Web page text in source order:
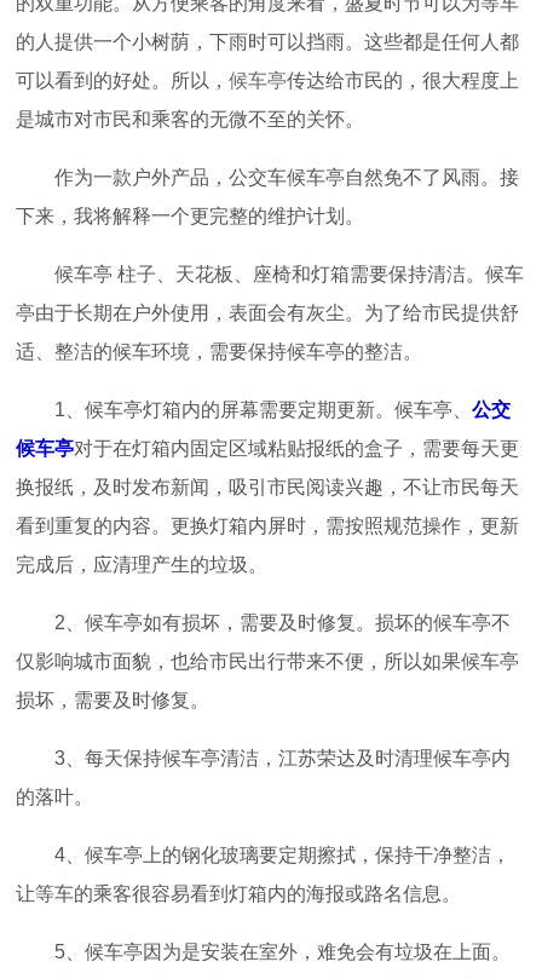
的人提供一个小树荫，下雨时可以挡雨。这些都是任何人都
可以看到的好处。所以，候车亭传达给市民的，很大程度上
是城市对市民和乘客的无微不至的关怀。
作为一款户外产品，公交车候车亭自然免不了风雨。接
下来，我将解释一个更完整的维护计划。
候车亭 柱子、天花板、座椅和灯箱需要保持清洁。候车
亭由于长期在户外使用，表面会有灰尘。为了给市民提供舒
适、整洁的候车环境，需要保持候车亭的整洁。
1、候车亭灯箱内的屏幕需要定期更新。候车亭、公交
候车亭对于在灯箱内固定区域粘贴报纸的盒子，需要每天更
换报纸，及时发布新闻，吸引市民阅读兴趣，不让市民每天
看到重复的内容。更换灯箱内屏时，需按照规范操作，更新
完成后，应清理产生的垃圾。
2、候车亭如有损坏，需要及时修复。损坏的候车亭不
仅影响城市面貌，也给市民出行带来不便，所以如果候车亭
损坏，需要及时修复。
3、每天保持候车亭清洁，江苏荣达及时清理候车亭内
的落叶。
4、候车亭上的钢化玻璃要定期擦拭，保持干净整洁，
让等车的乘客很容易看到灯箱内的海报或路名信息。
5、候车亭因为是安装在室外，难免会有垃圾在上面。